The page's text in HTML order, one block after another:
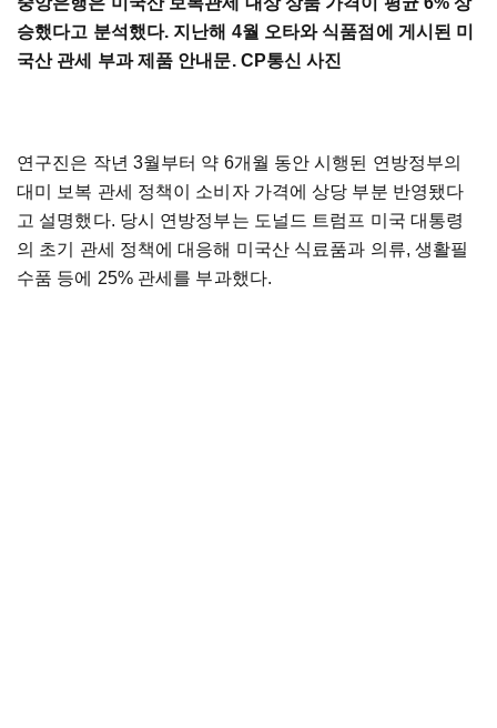
승했다고 분석했다. 지난해 4월 오타와 식품점에 게시된 미
국산 관세 부과 제품 안내문. CP통신 사진
연구진은 작년 3월부터 약 6개월 동안 시행된 연방정부의
대미 보복 관세 정책이 소비자 가격에 상당 부분 반영됐다
고 설명했다. 당시 연방정부는 도널드 트럼프 미국 대통령
의 초기 관세 정책에 대응해 미국산 식료품과 의류, 생활필
수품 등에 25% 관세를 부과했다.